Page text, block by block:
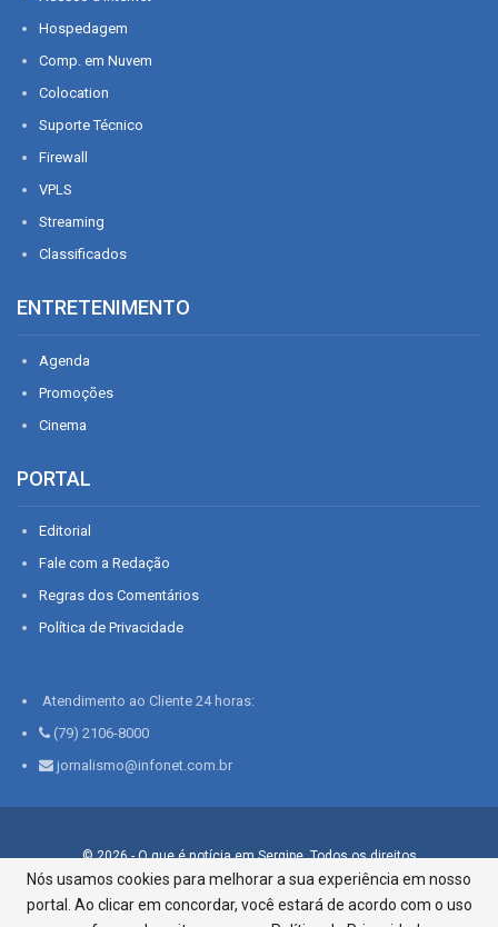
Hospedagem
Comp. em Nuvem
Colocation
Suporte Técnico
Firewall
VPLS
Streaming
Classificados
ENTRETENIMENTO
Agenda
Promoções
Cinema
PORTAL
Editorial
Fale com a Redação
Regras dos Comentários
Política de Privacidade
Atendimento ao Cliente 24 horas:
(79) 2106-8000
jornalismo@infonet.com.br
© 2026 - O que é notícia em Sergipe. Todos os direitos
reservados.
Infonet - Rua Monsenhor Silveira 276, Bairro São José |
Nós usamos cookies para melhorar a sua experiência em nosso
portal. Ao clicar em concordar, você estará de acordo com o uso